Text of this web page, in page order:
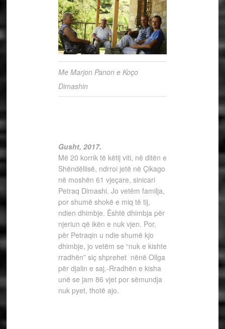
Me Marjon Panon e Koço
Dimashin
Gusht, 2017.
Më 20 korrik të këtij viti, në ditën e
Shëndëllisë, ndrroi jetë në Çikago
në moshën 61 vjeçare, sinicari
Petraq Dimashi. Jo vetëm familja,
por shumë shokë e miq të tij,
ndien dhimbje. Është dhimbja për
njeriun që ikën e nuk vjen. Por,
për Petraqin u ndie shumë kjo
dhimbje, jo vetëm se “nuk e kishte
rradhën” siç shprehet nënë Ollga
për djalin e saj.-Rradhën e kisha
unë se jam 86 vjet por sëmundja
nuk pyet, thotë ajo.